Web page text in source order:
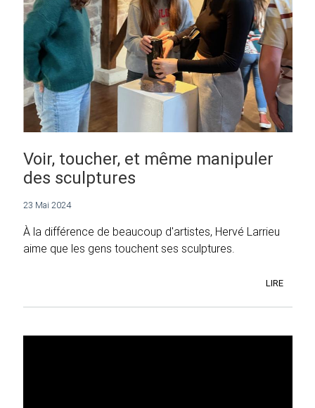
Voir, toucher, et même manipuler
des sculptures
23 Mai 2024
À la différence de beaucoup d'artistes, Hervé Larrieu
aime que les gens touchent ses sculptures.
LIRE